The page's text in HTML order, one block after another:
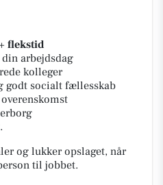
flekstid
arbejdsdag
kolleger
godt socialt fællesskab
og lukker opslaget, når
til jobbet.